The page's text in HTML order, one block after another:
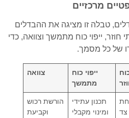
מרכזיים
טבלה זו מציגה את ההבדלים
חוזר, ייפוי כוח מתמשך וצוואה, כדי
של כל מסמך.
ייפוי כוח
מתמשך
צוואה
צד
תכנון עתידי
ומינוי מקבלי
הורשת רכוש
וקביעת